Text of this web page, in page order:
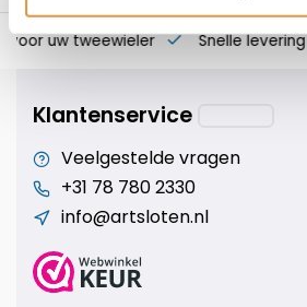
voor uw tweewieler Snelle levering
Klantenservice
Veelgestelde vragen
+31 78 780 2330
info@artsloten.nl